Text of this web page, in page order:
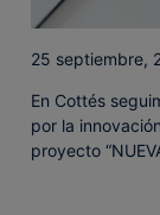
25 septiembre,
En Cottés
por la
proyecto